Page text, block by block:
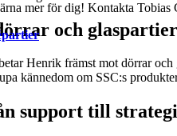
mer för dig! Kontakta
och glaspartier
Henrik främst mot dörrar
kännedom om SSC:s
support till